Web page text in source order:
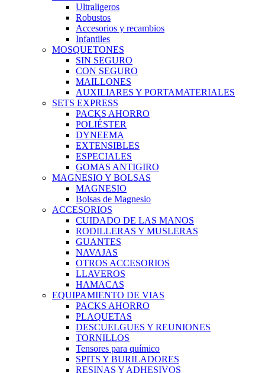
Ultraligeros
Robustos
Accesorios y recambios
Infantiles
MOSQUETONES
SIN SEGURO
CON SEGURO
MAILLONES
AUXILIARES Y PORTAMATERIALES
SETS EXPRESS
PACKS AHORRO
POLIÉSTER
DYNEEMA
EXTENSIBLES
ESPECIALES
GOMAS ANTIGIRO
MAGNESIO Y BOLSAS
MAGNESIO
Bolsas de Magnesio
ACCESORIOS
CUIDADO DE LAS MANOS
RODILLERAS Y MUSLERAS
GUANTES
NAVAJAS
OTROS ACCESORIOS
LLAVEROS
HAMACAS
EQUIPAMIENTO DE VIAS
PACKS AHORRO
PLAQUETAS
DESCUELGUES Y REUNIONES
TORNILLOS
Tensores para químico
SPITS Y BURILADORES
RESINAS Y ADHESIVOS